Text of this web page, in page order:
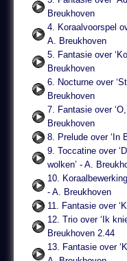
Breukhoven
4. Koraalvoorspel
A. Breukhoven
5. Fantasie over
Breukhoven
6. Nocturne over
Breukhoven
7. Fantasie over
Breukhoven
8. Prelude over ‘In
9. Toccatine over
wolken’ - A.
10.
- A. Breukhoven
11. Fantasie over
12. Trio over ‘Ik
Breukhoven 2.44
13. Fantasie over